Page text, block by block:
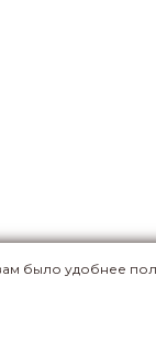
было удобнее